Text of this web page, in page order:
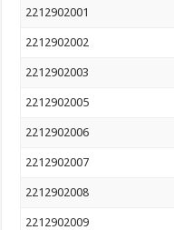
2212902001
2212902002
2212902003
2212902005
2212902006
2212902007
2212902008
2212902009